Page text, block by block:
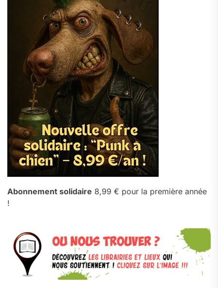
Abonnement solidaire 8,99 € pour la première année
!